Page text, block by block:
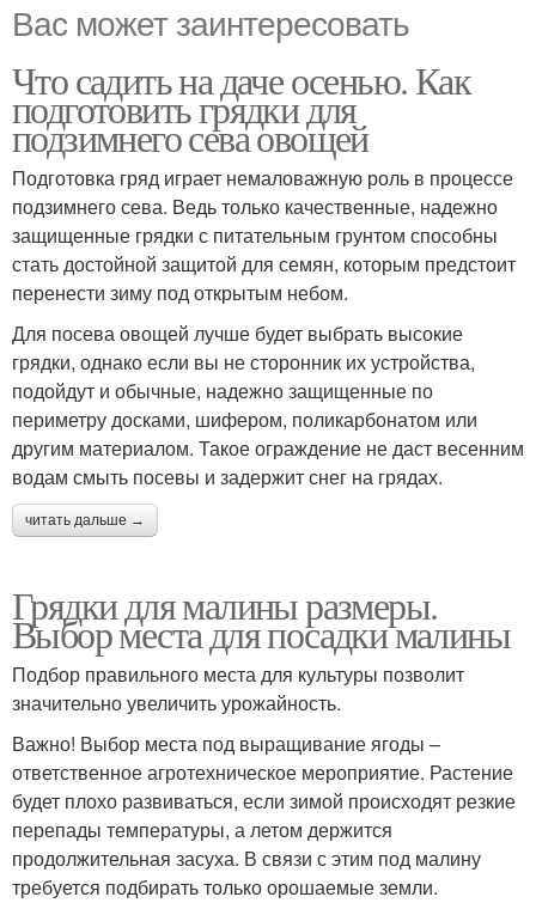
Вас может заинтересовать
Что садить на даче осенью. Как
подготовить грядки для
подзимнего сева овощей
Подготовка гряд играет немаловажную роль в процессе
подзимнего сева. Ведь только качественные, надежно
защищенные грядки с питательным грунтом способны
стать достойной защитой для семян, которым предстоит
перенести зиму под открытым небом.
Для посева овощей лучше будет выбрать высокие
грядки, однако если вы не сторонник их устройства,
подойдут и обычные, надежно защищенные по
периметру досками, шифером, поликарбонатом или
другим материалом. Такое ограждение не даст весенним
водам смыть посевы и задержит снег на грядах.
читать дальше →
Грядки для малины размеры.
Выбор места для посадки малины
Подбор правильного места для культуры позволит
значительно увеличить урожайность.
Важно! Выбор места под выращивание ягоды –
ответственное агротехническое мероприятие. Растение
будет плохо развиваться, если зимой происходят резкие
перепады температуры, а летом держится
продолжительная засуха. В связи с этим под малину
требуется подбирать только орошаемые земли.